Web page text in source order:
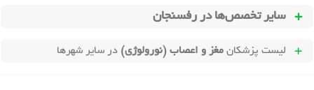
سایر تخصص‌ها در رفسنجان
لیست پزشکان مغز و اعصاب (نورولوژی) در سایر شهرها